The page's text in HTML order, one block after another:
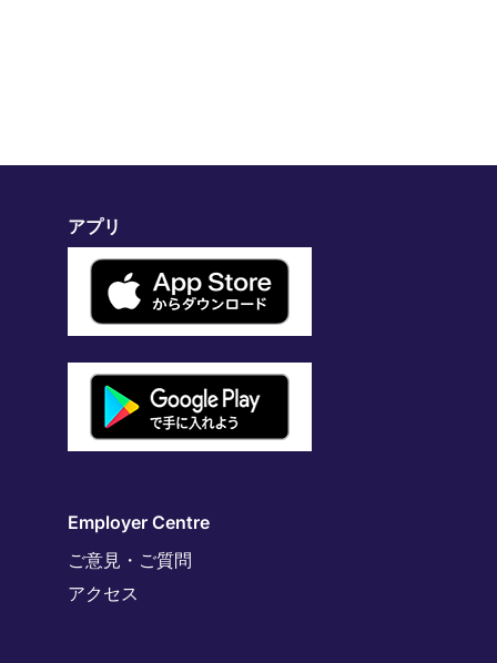
アプリ
Employer Centre
ご意見・ご質問
アクセス